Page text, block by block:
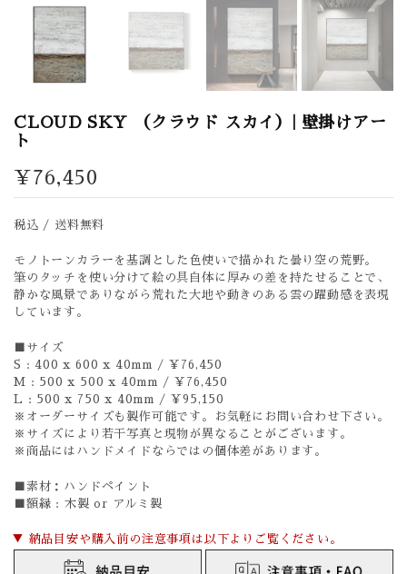
CLOUD SKY （クラウド スカイ）| 壁掛けアー
ト
¥76,450
税込 / 送料無料
モノトーンカラーを基調とした色使いで描かれた曇り空の荒野。
筆のタッチを使い分けて絵の具自体に厚みの差を持たせることで、
静かな風景でありながら荒れた大地や動きのある雲の躍動感を表現
しています。
■サイズ
S : 400 x 600 x 40mm / ￥76,450
M : 500 x 500 x 40mm / ￥76,450
L : 500 x 750 x 40mm / ￥95,150
※オーダーサイズも製作可能です。お気軽にお問い合わせ下さい。
※サイズにより若干写真と現物が異なることがございます。
※商品にはハンドメイドならではの個体差があります。
■素材： ハンドペイント
■額縁 : 木製 or アルミ製
▼ 納品目安や購入前の注意事項は以下よりご覧ください。